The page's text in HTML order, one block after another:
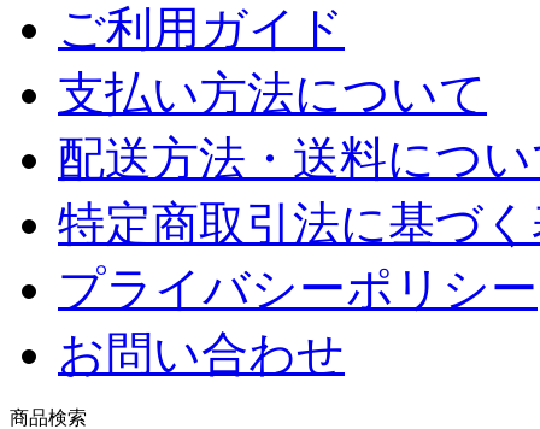
ご利用ガイド
支払い方法について
配送方法・送料につ
特定商取引法に基づ
プライバシーポリシー
お問い合わせ
商品検索